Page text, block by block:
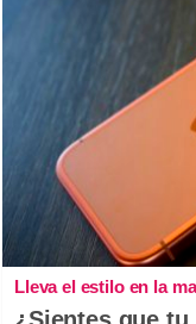
Lleva el estilo en la